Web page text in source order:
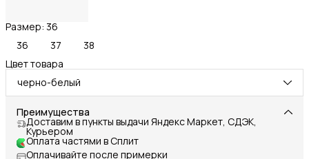
Размер: 36
36
37
38
Цвет товара
черно-белый
Преимущества
Доставим в пункты выдачи Яндекс Маркет, СДЭК,
Курьером
Оплата частями в Сплит
Оплачивайте после примерки